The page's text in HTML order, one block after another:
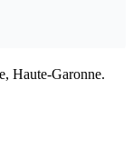
Haute-Garonne.